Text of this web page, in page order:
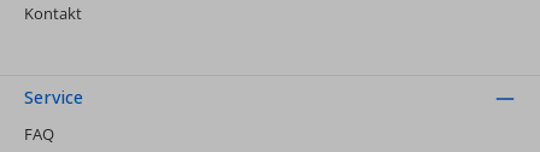
Kontakt
Service
FAQ